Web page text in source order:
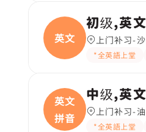
英文
初级,英
上门补习-
*全英語上堂
英文
拼音
中级,英
上门补习-
*全英語上堂